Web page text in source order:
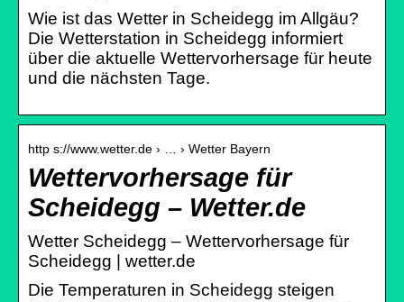
Wie ist das Wetter in Scheidegg im Allgäu?
Die Wetterstation in Scheidegg informiert
über die aktuelle Wettervorhersage für heute
und die nächsten Tage.
http s://www.wetter.de › … › Wetter Bayern
Wettervorhersage für
Scheidegg – Wetter.de
Wetter Scheidegg – Wettervorhersage für
Scheidegg | wetter.de
Die Temperaturen in Scheidegg steigen